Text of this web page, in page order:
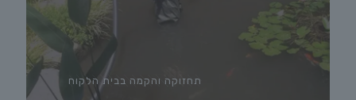
תחזוקה והקמה בבית הלקוח